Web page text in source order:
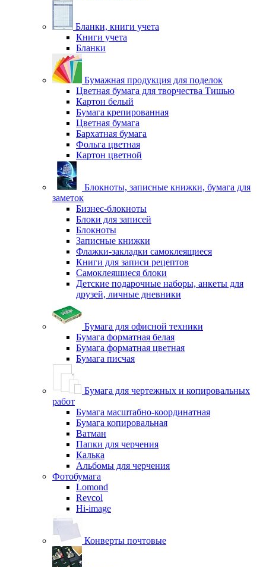
Бланки, книги учета
Книги учета
Бланки
Бумажная продукция для поделок
Цветная бумага для творчества Тишью
Картон белый
Бумага крепированная
Цветная бумага
Бархатная бумага
Фольга цветная
Картон цветной
Блокноты, записные книжки, бумага для
заметок
Бизнес-блокноты
Блоки для записей
Блокноты
Записные книжки
Флажки-закладки самоклеящиеся
Книги для записи рецептов
Самоклеящиеся блоки
Детские подарочные наборы, анкеты для
друзей, личные дневники
Бумага для офисной техники
Бумага форматная белая
Бумага форматная цветная
Бумага писчая
Бумага для чертежных и копировальных
работ
Бумага масштабно-координатная
Бумага копировальная
Ватман
Папки для черчения
Калька
Альбомы для черчения
Фотобумага
Lomond
Revcol
Hi-image
Конверты почтовые